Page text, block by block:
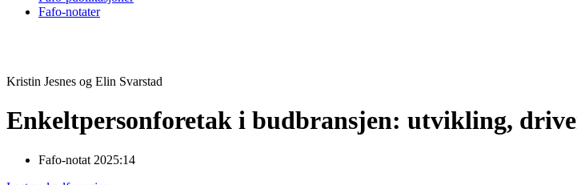
Fafo-notater
Kristin Jesnes og Elin Svarstad
Enkeltpersonforetak i budbransjen: utvikling,
Fafo-notat 2025:14